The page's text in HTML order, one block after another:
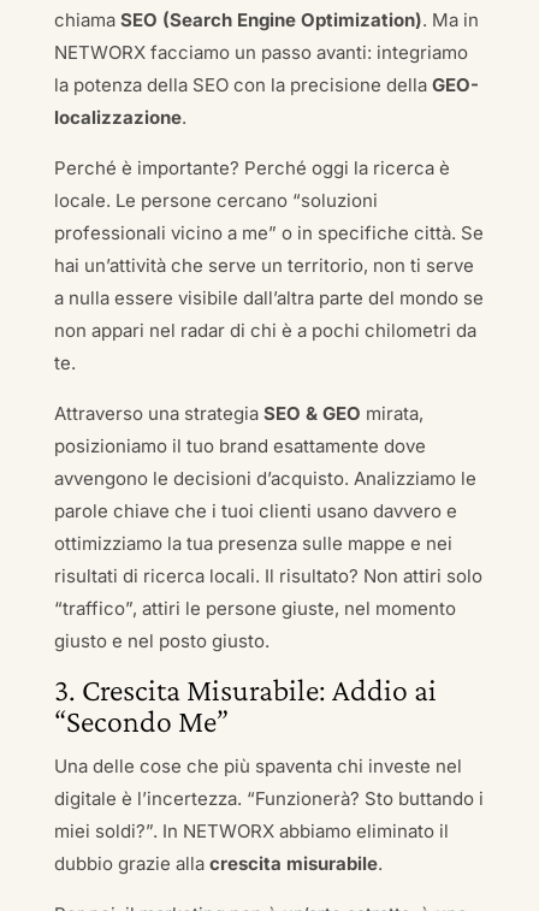
chiama SEO (Search Engine Optimization). Ma in
NETWORX facciamo un passo avanti: integriamo
la potenza della SEO con la precisione della GEO-
localizzazione.
Perché è importante? Perché oggi la ricerca è
locale. Le persone cercano “soluzioni
professionali vicino a me” o in specifiche città. Se
hai un’attività che serve un territorio, non ti serve
a nulla essere visibile dall’altra parte del mondo se
non appari nel radar di chi è a pochi chilometri da
te.
Attraverso una strategia SEO & GEO mirata,
posizioniamo il tuo brand esattamente dove
avvengono le decisioni d’acquisto. Analizziamo le
parole chiave che i tuoi clienti usano davvero e
ottimizziamo la tua presenza sulle mappe e nei
risultati di ricerca locali. Il risultato? Non attiri solo
“traffico”, attiri le persone giuste, nel momento
giusto e nel posto giusto.
3. Crescita Misurabile: Addio ai
“Secondo Me”
Una delle cose che più spaventa chi investe nel
digitale è l’incertezza. “Funzionerà? Sto buttando i
miei soldi?”. In NETWORX abbiamo eliminato il
dubbio grazie alla crescita misurabile.